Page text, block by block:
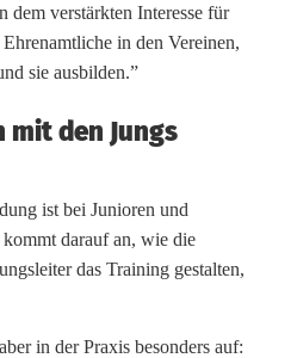
dem verstärkten Interesse für
in den Vereinen,
sie ausbilden.”
mit den Jungs
ist bei Junioren und
darauf an, wie die
das Training gestalten,
in der Praxis besonders auf: